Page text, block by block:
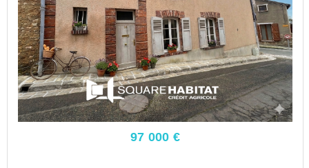
97 000 €